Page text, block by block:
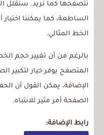
نتصفحها كما نريد. سنقلل
الساطعة، كما يمكننا
الخط المثالي.
بالرغم من أن تغيير حجم
المتصفح يوفر خيار لتكبير
الإضافة، يمكن القول أن
الصفحة أمر مثير للانتباه.
رابط الإضافة: